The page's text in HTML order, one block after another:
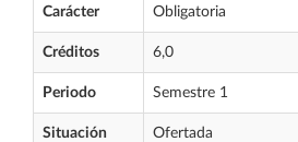
Carácter Obligatoria
Créditos 6,0
Periodo Semestre 1
Situación Ofertada